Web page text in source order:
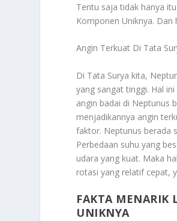
Tentu saja tidak hanya
Komponen Uniknya. Dan
Angin Terkuat Di Tata
Di Tata Surya kita,
yang sangat tinggi. Hal
angin badai di Neptunus
menjadikannya angin
faktor. Neptunus berada
Perbedaan suhu yang
udara yang kuat. Maka
rotasi yang relatif cepat,
FAKTA MENARIK
UNIKNYA